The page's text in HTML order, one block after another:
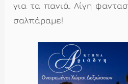
για τα πανιά. Λίγη
σαλπάραμε!